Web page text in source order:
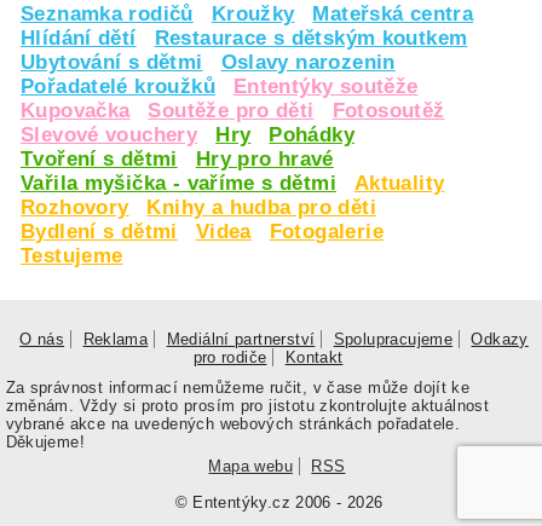
Seznamka rodičů Kroužky
Mateřská centra
Hlídání dětí
Restaurace s dětským koutkem
Ubytování s dětmi
Oslavy narozenin
Pořadatelé kroužků
Ententýky soutěže
Kupovačka
Soutěže pro děti
Fotosoutěž
Slevové vouchery
Hry
Pohádky
Tvoření s dětmi
Hry pro hravé
Vařila myšička - vaříme s dětmi
Aktuality
Rozhovory
Knihy a hudba pro děti
Bydlení s dětmi
Videa
Fotogalerie
Testujeme
O nás Reklama Mediální partnerství Spolupracujeme
Odkazy
pro rodiče
Kontakt
© Ententýky.cz 2006 - 2026
Za správnost informací nemůžeme ručit, v čase může dojít ke
změnám. Vždy si proto prosím pro jistotu zkontrolujte aktuálnost
vybrané akce na uvedených webových stránkách pořadatele.
Děkujeme!
Mapa webu
RSS